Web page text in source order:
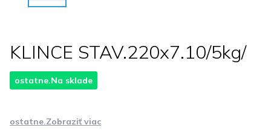
KLINCE STAV.220x7.10/5kg/
ostatne.Na sklade
ostatne.Zobraziť viac